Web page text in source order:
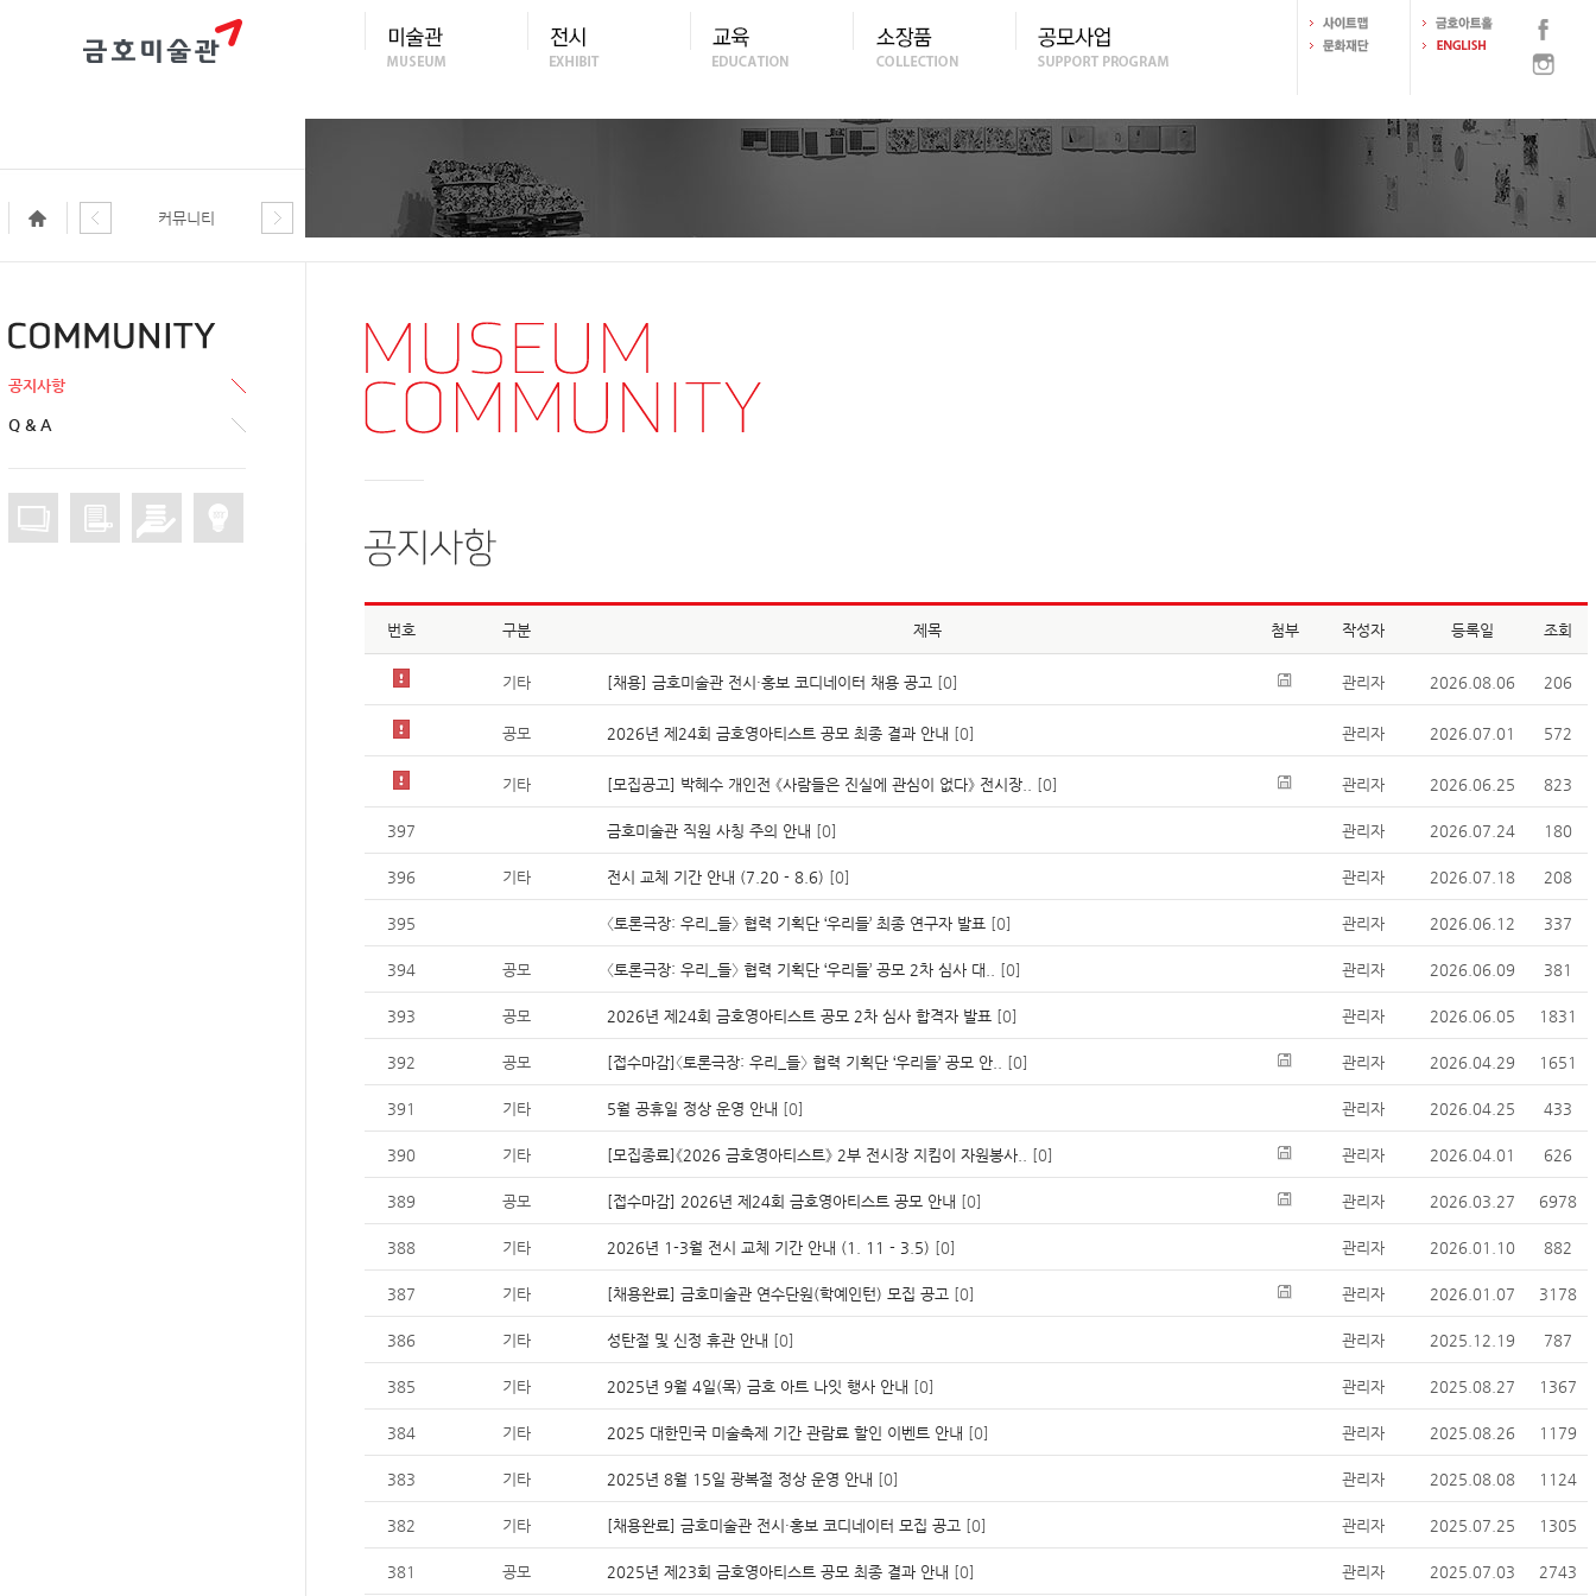
커뮤니티
공지사항
Q & A
번호 구분 제목 첨부 작성자 등록일 조회
기타 [채용] 금호미술관 전시·홍보 코디네이터 채용 공고 [0] 관리자 2026.08.06 206
공모 2026년 제24회 금호영아티스트 공모 최종 결과 안내 [0] 관리자 2026.07.01 572
기타 [모집공고] 박혜수 개인전 《사람들은 진실에 관심이 없다》 전시장.. [0] 관리자 2026.06.25 823
397 금호미술관 직원 사칭 주의 안내 [0] 관리자 2026.07.24 180
396 기타 전시 교체 기간 안내 (7.20 - 8.6) [0] 관리자 2026.07.18 208
395 〈토론극장: 우리_들〉 협력 기획단 ‘우리들’ 최종 연구자 발표 [0] 관리자 2026.06.12 337
394 공모 〈토론극장: 우리_들〉 협력 기획단 ‘우리들’ 공모 2차 심사 대.. [0] 관리자 2026.06.09 381
393 공모 ​2026년 제24회 금호영아티스트 공모 2차 심사 합격자 발표 [0] 관리자 2026.06.05 1831
392 공모 [접수마감]〈토론극장: 우리_들〉 협력 기획단 ‘우리들’ 공모 안.. [0] 관리자 2026.04.29 1651
391 기타 5월 공휴일 정상 운영 안내 [0] 관리자 2026.04.25 433
390 기타 [모집종료]《2026 금호영아티스트》 2부 전시장 지킴이 자원봉사.. [0] 관리자 2026.04.01 626
389 공모 [접수마감] 2026년 제24회 금호영아티스트 공모 안내 [0] 관리자 2026.03.27 6978
388 기타 2026년 1-3월 전시 교체 기간 안내 (1. 11 - 3.5) [0] 관리자 2026.01.10 882
387 기타 [채용완료] 금호미술관 연수단원(학예인턴) 모집 공고 [0] 관리자 2026.01.07 3178
386 기타 성탄절 및 신정 휴관 안내 [0] 관리자 2025.12.19 787
385 기타 2025년 9월 4일(목) 금호 아트 나잇 행사 안내 [0] 관리자 2025.08.27 1367
384 기타 2025 대한민국 미술축제 기간 관람료 할인 이벤트 안내 [0] 관리자 2025.08.26 1179
383 기타 2025년 8월 15일 광복절 정상 운영 안내 [0] 관리자 2025.08.08 1124
382 기타 [채용완료] 금호미술관 전시·홍보 코디네이터 모집 공고 [0] 관리자 2025.07.25 1305
381 공모 2025년 제23회 금호영아티스트 공모 최종 결과 안내 [0] 관리자 2025.07.03 2743